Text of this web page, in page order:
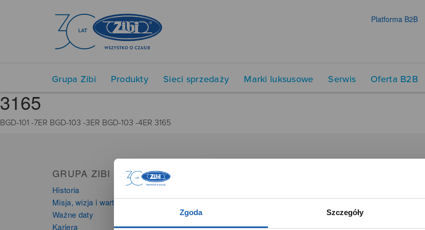
Zgoda Szczegóły
Platforma B2B
Grupa Zibi Produkty Sieci sprzedaży Marki luksusowe Serwis Oferta B2B
3165
BGD-101 -7ER BGD-103 -3ER BGD-103 -4ER 3165
GRUPA ZIBI
Historia
Misja, wizja i wartości Grupy Zibi
Ważne daty
Kariera
Instrumenty muzyczne
Kalkulatory
Time Trend
Salony muzyczne Riff
Noble Place